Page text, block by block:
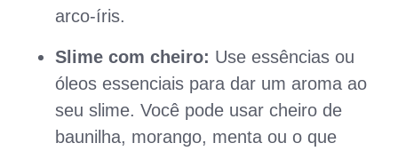
arco-íris.
Slime com cheiro: Use essências ou
óleos essenciais para dar um aroma ao
seu slime. Você pode usar cheiro de
baunilha, morango, menta ou o que